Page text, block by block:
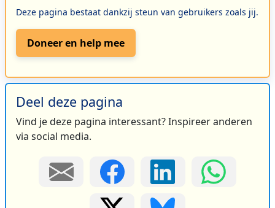
Deze pagina bestaat dankzij steun van gebruikers zoals jij.
Doneer en help mee
Deel deze pagina
Vind je deze pagina interessant? Inspireer anderen
via social media.